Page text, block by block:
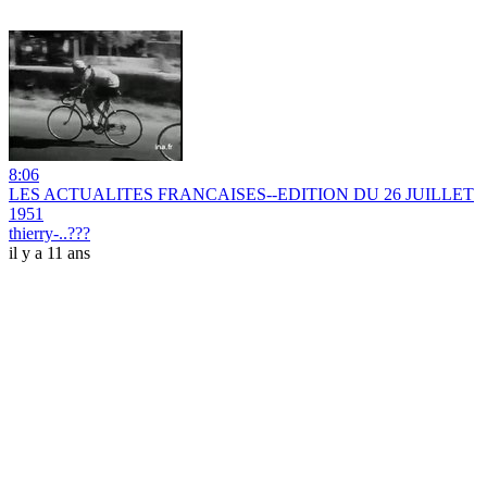
8:06
LES ACTUALITES FRANCAISES--EDITION DU 26 JUILLET
1951
thierry-..???
il y a 11 ans